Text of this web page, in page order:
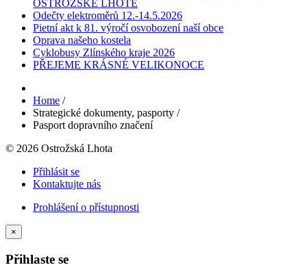
OSTROŽSKÉ LHOTĚ
Odečty elektroměrů 12.-14.5.2026
Pietní akt k 81. výročí osvobození naší obce
Oprava našeho kostela
Cyklobusy Zlínského kraje 2026
PŘEJEME KRÁSNÉ VELIKONOCE
Home /
Strategické dokumenty, pasporty /
Pasport dopravního značení
© 2026 Ostrožská Lhota
Přihlásit se
Kontaktujte nás
Prohlášení o přístupnosti
×
Přihlaste se